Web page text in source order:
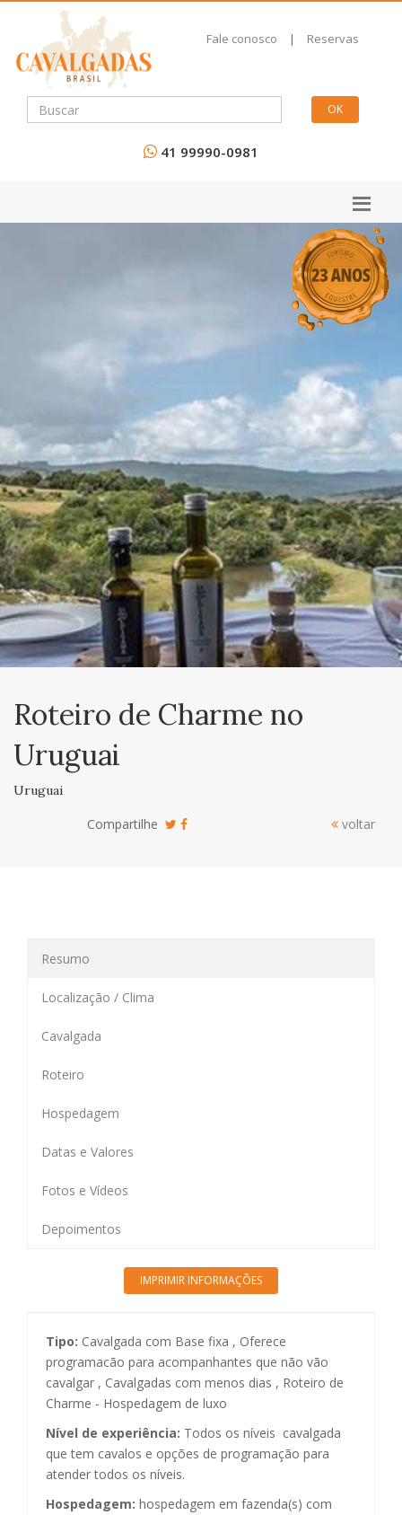
Fale conosco | Reservas
41 99990-0981
Roteiro de Charme no
Uruguai
Uruguai
Compartilhe voltar
Resumo
Localização / Clima
Cavalgada
Roteiro
Hospedagem
Datas e Valores
Fotos e Vídeos
Depoimentos
Tipo: Cavalgada com Base fixa , Oferece
programacão para acompanhantes que não vão
cavalgar , Cavalgadas com menos dias , Roteiro de
Charme - Hospedagem de luxo
Nível de experiência: Todos os níveis  cavalgada
que tem cavalos e opções de programação para
atender todos os níveis.
Hospedagem: hospedagem em fazenda(s) com